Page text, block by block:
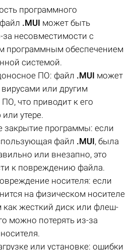
программного
.MUI может быть
несовместимости с
программным обеспечением
системой.
ПО: файл .MUI может
или другим
что приводит к его
утере.
закрытие программы: если
файл .MUI, была
или внезапно, это
к повреждению файла.
носителя: если
на физическом носителе
как жесткий диск или флеш-
можно потерять из-за
или установке: ошибки